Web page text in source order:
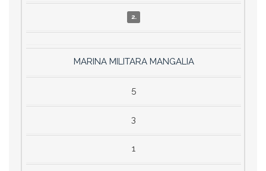
2.
MARINA MILITARA MANGALIA
5
3
1